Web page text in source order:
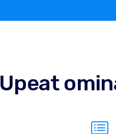
Upeat